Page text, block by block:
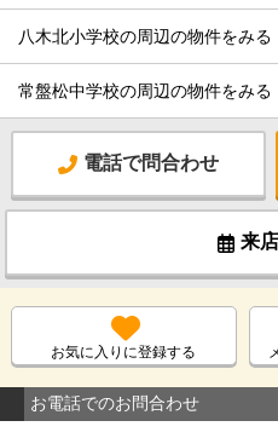
八木北小学校の周辺の物件をみる
常盤松中学校の周辺の物件をみる
電話で問合わせ
来
お気に入りに登録する
お電話でのお問合わせ